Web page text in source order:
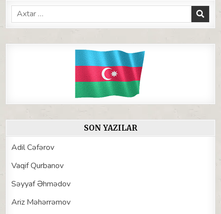
Search
for:
SON YAZILAR
Adil Cəfərov
Vaqif Qurbanov
Səyyaf Əhmədov
Ariz Məhərrəmov